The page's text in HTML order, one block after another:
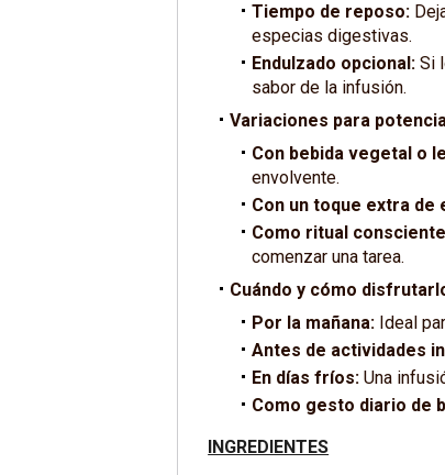
Tiempo de reposo:
especias digestivas.
Endulzado opcional:Si
sabor de la infusión.
Variaciones para
Con bebida vegetal o
envolvente.
Con un toque extra de
Como ritual
comenzar una tarea.
Cuándo y cómo
Por la mañana: Ideal
Antes de actividades
En días fríos: Una
Como gesto diario de
INGREDIENTES